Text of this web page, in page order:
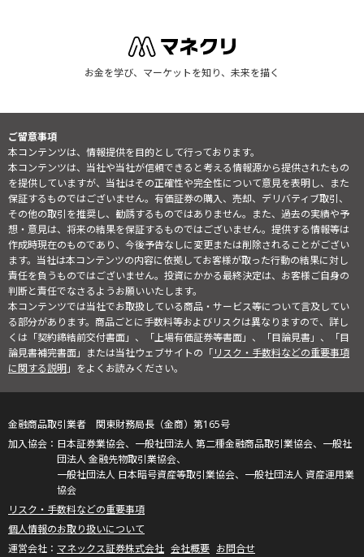
お金を学び、マーケットを知り、未来を描く
ご留意事項
本コンテンツは、情報提供を目的として行っております。
本コンテンツは、当社や当社が信頼できると考える情報源から提供されたもの
を提供していますが、当社はその正確性や完全性について意見を表明し、また
保証するものではございません。有価証券の購入、売却、デリバティブ取引、
その他の取引を推奨し、勧誘するものではありません。また、過去の実績や予
想・意見は、将来の結果を保証するものではございません。提供する情報等は
作成時現在のものであり、今後予告なしに変更または削除されることがござい
ます。当社は本コンテンツの内容に依拠してお客様が取った行動の結果に対し
責任を負うものではございません。投資にかかる最終決定は、お客様ご自身の
判断と責任でなさるようお願いいたします。
本コンテンツでは当社でお取扱している商品・サービス等について言及してい
る部分があります。商品ごとに手数料等およびリスクは異なりますので、詳し
くは「契約締結前交付書面」、「上場有価証券等書面」、「目論見書」、「目
論見書補完書面」または当社ウェブサイトの「リスク・手数料などの重要事項
に関する説明」をよくお読みください。
金融商品取引業者 関東財務局長（金商）第165号
日本証券業協会、一般社団法人 第二種金融商品取引業協会、一般社
団法人 金融先物取引業協会、
一般社団法人 日本暗号資産等取引業協会、一般社団法人 資産運用業
協会
リスク・手数料などの重要事項
個人情報のお取り扱いについて
マネックス証券株式会社 会社概要 お問合せ